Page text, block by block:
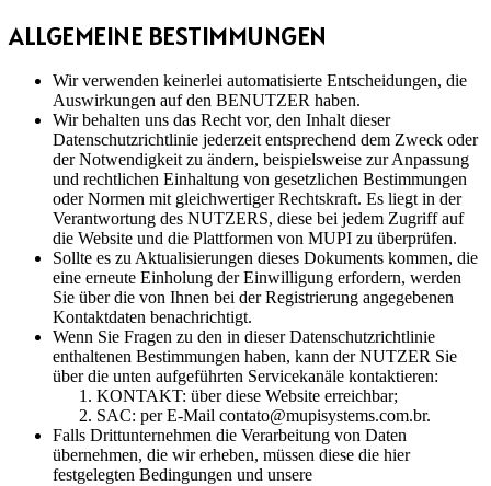
ALLGEMEINE BESTIMMUNGEN
Wir verwenden keinerlei automatisierte Entscheidungen, die
Auswirkungen auf den BENUTZER haben.
Wir behalten uns das Recht vor, den Inhalt dieser
Datenschutzrichtlinie jederzeit entsprechend dem Zweck oder
der Notwendigkeit zu ändern, beispielsweise zur Anpassung
und rechtlichen Einhaltung von gesetzlichen Bestimmungen
oder Normen mit gleichwertiger Rechtskraft. Es liegt in der
Verantwortung des NUTZERS, diese bei jedem Zugriff auf
die Website und die Plattformen von MUPI zu überprüfen.
Sollte es zu Aktualisierungen dieses Dokuments kommen, die
eine erneute Einholung der Einwilligung erfordern, werden
Sie über die von Ihnen bei der Registrierung angegebenen
Kontaktdaten benachrichtigt.
Wenn Sie Fragen zu den in dieser Datenschutzrichtlinie
enthaltenen Bestimmungen haben, kann der NUTZER Sie
über die unten aufgeführten Servicekanäle kontaktieren:
KONTAKT: über diese Website erreichbar;
SAC: per E-Mail contato@mupisystems.com.br.
Falls Drittunternehmen die Verarbeitung von Daten
übernehmen, die wir erheben, müssen diese die hier
festgelegten Bedingungen und unsere